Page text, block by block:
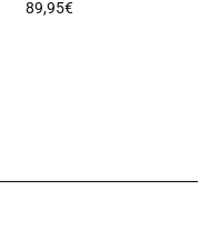
89,95€